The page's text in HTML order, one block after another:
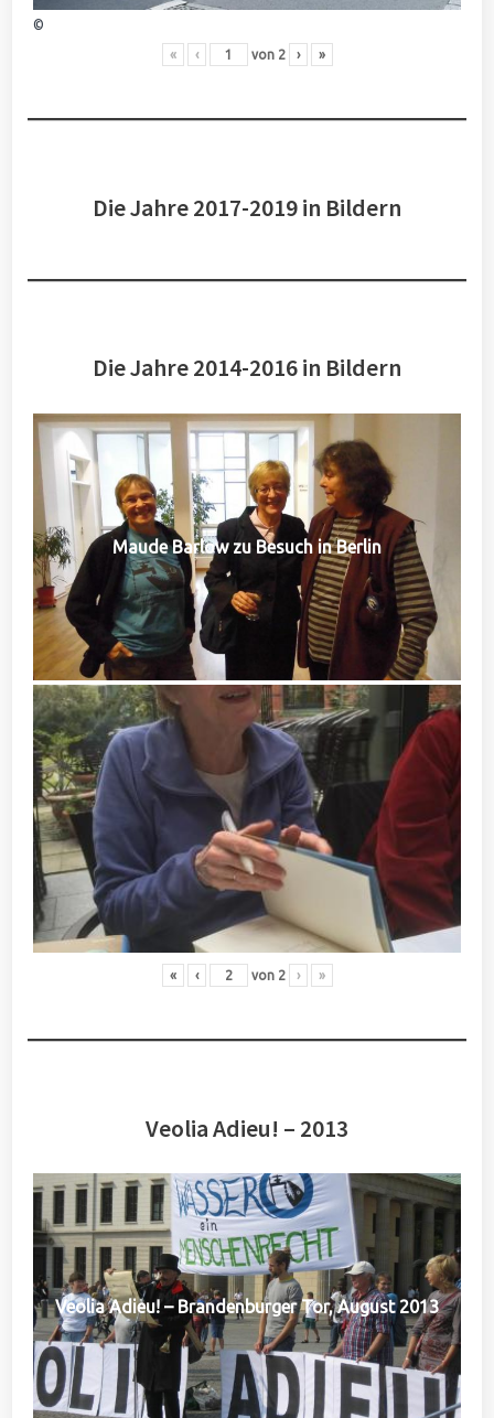
©
« ‹ von 2 › »
Die Jahre 2017-2019 in Bildern
Die Jahre 2014-2016 in Bildern
Maude Barlow zu Besuch in Berlin
« ‹ von 2 › »
Veolia Adieu! – 2013
Veolia Adieu! – Brandenburger Tor, August 2013